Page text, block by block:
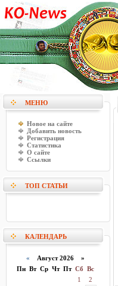
МЕНЮ
Новое на сайте
Добавить новость
Регистрация
Статистика
О сайте
Ссылки
ТОП СТАТЬИ
КАЛЕНДАРЬ
« Август 2026 »
Пн Вт Ср Чт Пт Сб Вс
1
2